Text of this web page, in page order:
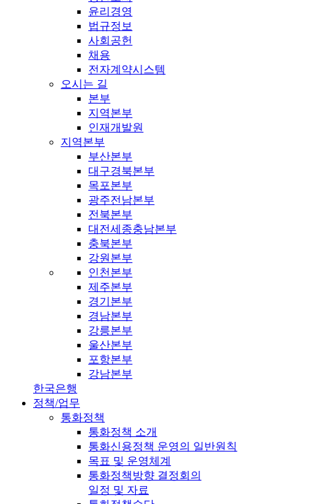
윤리경영
법규정보
사회공헌
채용
전자계약시스템
오시는 길
본부
지역본부
인재개발원
지역본부
부산본부
대구경북본부
목포본부
광주전남본부
전북본부
대전세종충남본부
충북본부
강원본부
인천본부
제주본부
경기본부
경남본부
강릉본부
울산본부
포항본부
강남본부
한국은행
정책/업무
통화정책
통화정책 소개
통화신용정책 운영의 일반원칙
목표 및 운영체계
통화정책방향 결정회의
일정 및 자료